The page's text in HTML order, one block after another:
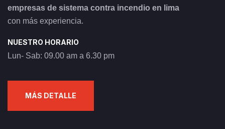
empresas de sistema contra incendio en lima
con más experiencia.
NUESTRO HORARIO
Lun- Sab: 09.00 am a 6.30 pm
MÁS DETALLE